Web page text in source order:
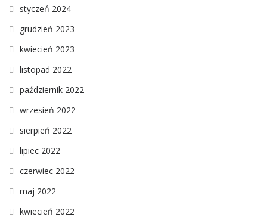
styczeń 2024
grudzień 2023
kwiecień 2023
listopad 2022
październik 2022
wrzesień 2022
sierpień 2022
lipiec 2022
czerwiec 2022
maj 2022
kwiecień 2022